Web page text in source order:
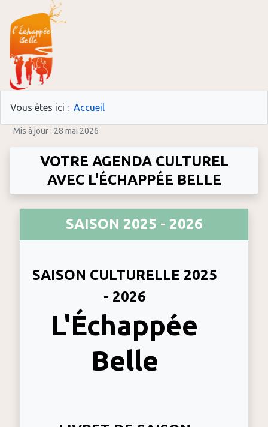
Vous êtes ici : Accueil
Mis à jour : 28 mai 2026
VOTRE AGENDA CULTUREL
AVEC L'ÉCHAPPÉE BELLE
SAISON 2025 - 2026
SAISON CULTURELLE 2025
- 2026
L'Échappée
Belle